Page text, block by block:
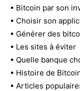
• Bitcoin par son
• Choisir son
• Générer des
• Les sites à éviter
• Quelle banque
• Histoire de
• Articles